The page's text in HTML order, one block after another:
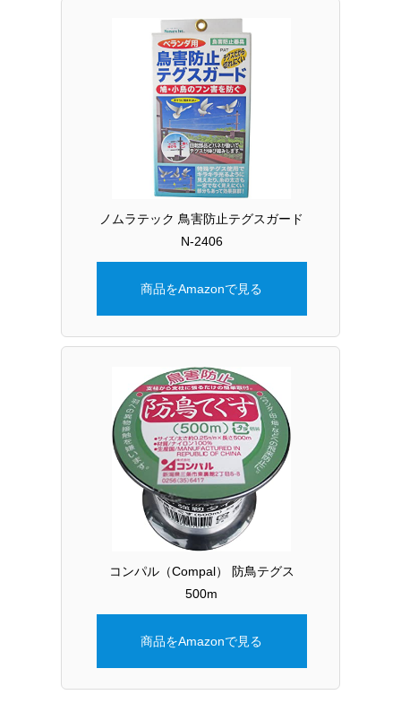
ノムラテック 鳥害防止テグスガード
N-2406
商品をAmazonで見る
コンパル（Compal） 防鳥テグス
500m
商品をAmazonで見る